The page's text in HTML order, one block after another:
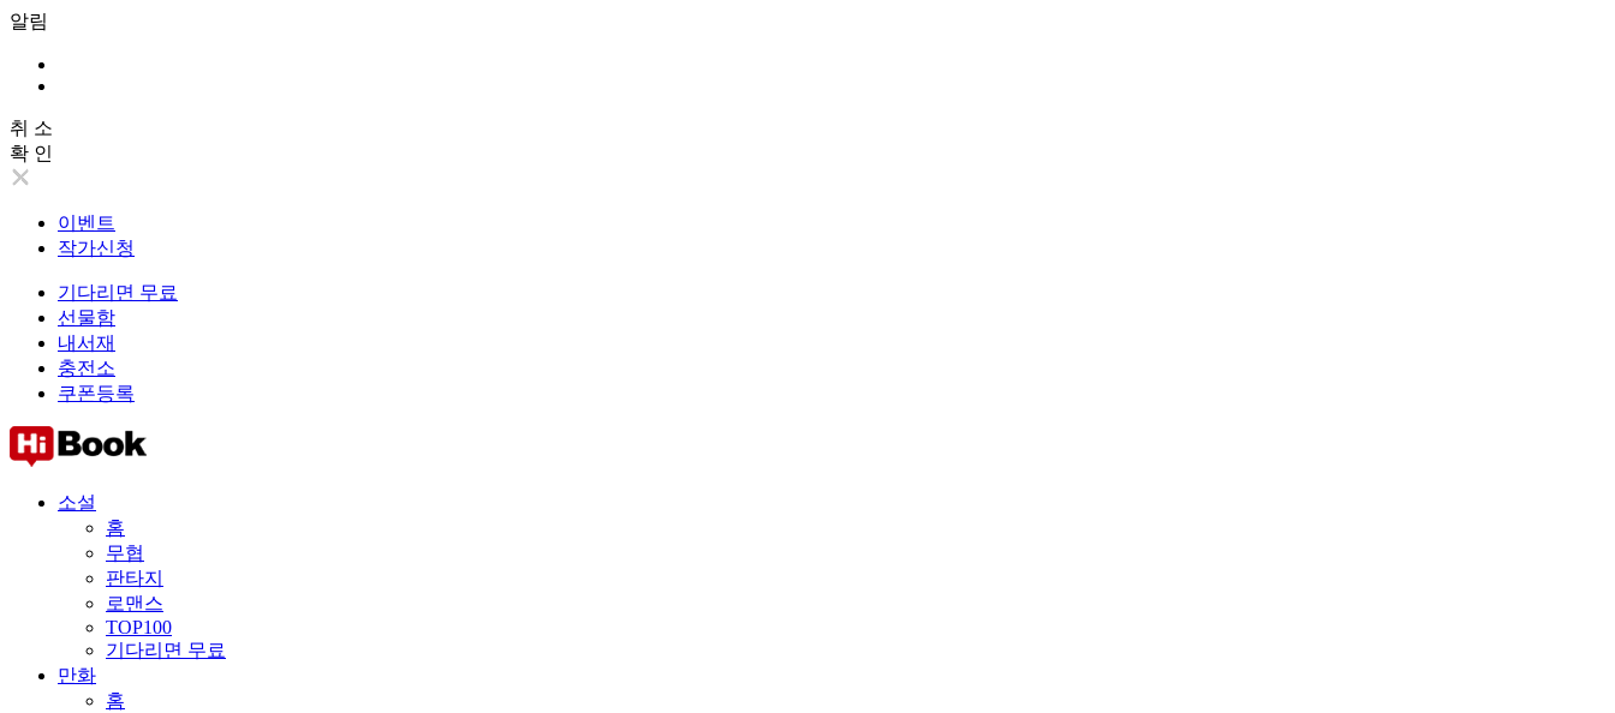
알림
취 소
확 인
이벤트
작가신청
기다리면 무료
선물함
내서재
충전소
쿠폰등록
소설
홈
무협
판타지
로맨스
TOP100
기다리면 무료
만화
홈